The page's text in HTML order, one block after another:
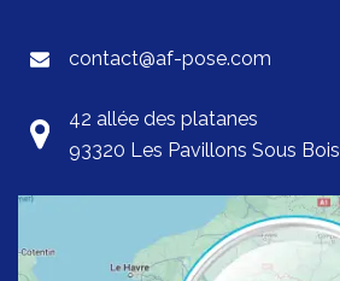
contact@af-pose.com
42 allée des platanes
93320 Les Pavillons Sous Bois